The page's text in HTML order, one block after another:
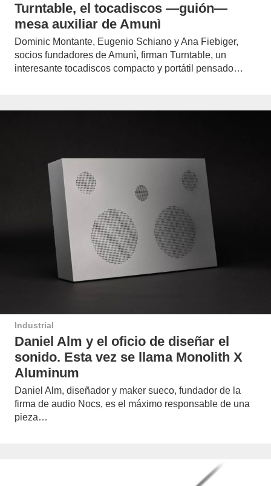
Turntable, el tocadiscos —guión—
mesa auxiliar de Amunì
Dominic Montante, Eugenio Schiano y Ana Fiebiger,
socios fundadores de Amunì, firman Turntable, un
interesante tocadiscos compacto y portátil pensado…
Industrial
Daniel Alm y el oficio de diseñar el
sonido. Esta vez se llama Monolith X
Aluminum
Daniel Alm, diseñador y maker sueco, fundador de la
firma de audio Nocs, es el máximo responsable de una
pieza…